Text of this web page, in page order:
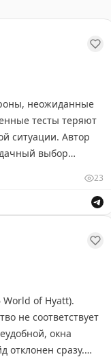
неожиданные
тесты теряют
ситуации. Автор
выбор
подготовки к
23
of Hyatt).
не соответствует
окна
отклонен сразу.